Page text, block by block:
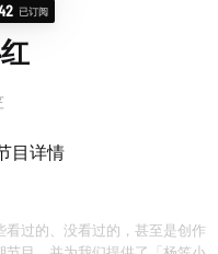
已订阅
目详情
过的、没看过的，甚至是创作